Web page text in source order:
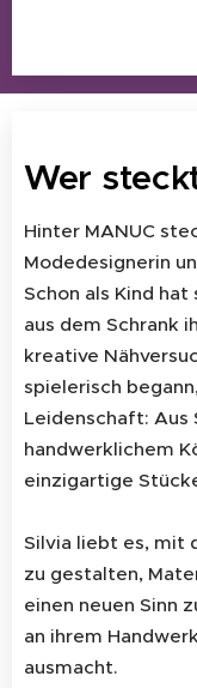
Wer
Hinter MANUC
Modedesignerin
Schon als Kind
aus dem Schrank
kreative
spielerisch
Leidenschaft:
handwerklichem
einzigartige
Silvia liebt es, mit
zu gestalten,
einen neuen Sinn
an ihrem
ausmacht.